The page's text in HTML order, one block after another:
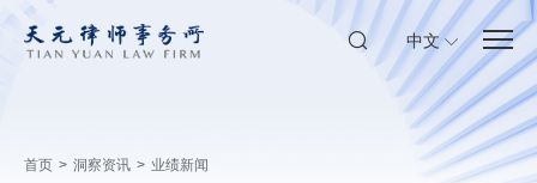
中文
首页 > 洞察资讯 > 业绩新闻